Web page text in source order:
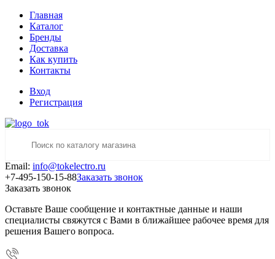
Главная
Каталог
Бренды
Доставка
Как купить
Контакты
Вход
Регистрация
Email: info@tokelectro.ru
+7-495-150-15-88Заказать звонок
Заказать звонок
Оставьте Ваше сообщение и контактные данные и наши
специалисты свяжутся с Вами в ближайшее рабочее время для
решения Вашего вопроса.